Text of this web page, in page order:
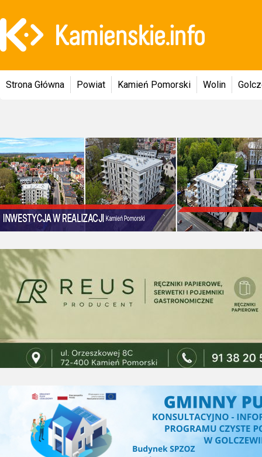
Strona Główna Powiat Kamień Pomorski Wolin